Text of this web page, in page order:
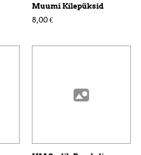
Muumi Kilepüksid
8,00 €